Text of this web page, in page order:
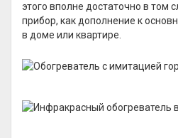
этого вполне достаточно в том
прибор, как дополнение к
в доме или квартире.